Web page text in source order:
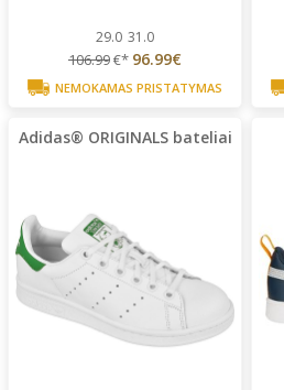
29.0 31.0
106.99€* 96.99€
NEMOKAMAS PRISTATYMAS
Adidas® ORIGINALS bateliai